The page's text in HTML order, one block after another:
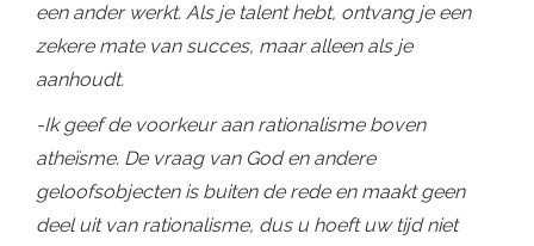
een ander werkt. Als je talent hebt, ontvang je een
zekere mate van succes, maar alleen als je
aanhoudt.
-Ik geef de voorkeur aan rationalisme boven
atheïsme. De vraag van God en andere
geloofsobjecten is buiten de rede en maakt geen
deel uit van rationalisme, dus u hoeft uw tijd niet